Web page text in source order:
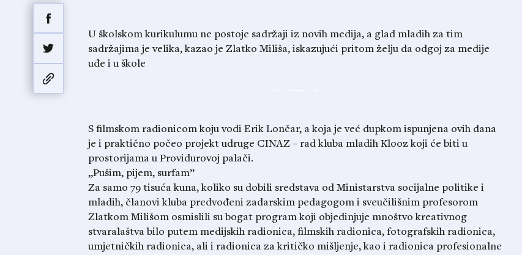
U školskom kurikulumu ne postoje sadržaji iz novih medija, a glad mladih za tim
sadržajima je velika, kazao je Zlatko Miliša, iskazujući pritom želju da odgoj za medije
uđe i u škole
S filmskom radionicom koju vodi Erik Lončar, a koja je već dupkom ispunjena ovih dana
je i praktično počeo projekt udruge CINAZ – rad kluba mladih Klooz koji će biti u
prostorijama u Providurovoj palači.
„Pušim, pijem, surfam”
Za samo 79 tisuća kuna, koliko su dobili sredstava od Ministarstva socijalne politike i
mladih, članovi kluba predvođeni zadarskim pedagogom i sveučilišnim profesorom
Zlatkom Milišom osmislili su bogat program koji objedinjuje mnoštvo kreativnog
stvaralaštva bilo putem medijskih radionica, filmskih radionica, fotografskih radionica,
umjetničkih radionica, ali i radionica za kritičko mišljenje, kao i radionica profesionalne